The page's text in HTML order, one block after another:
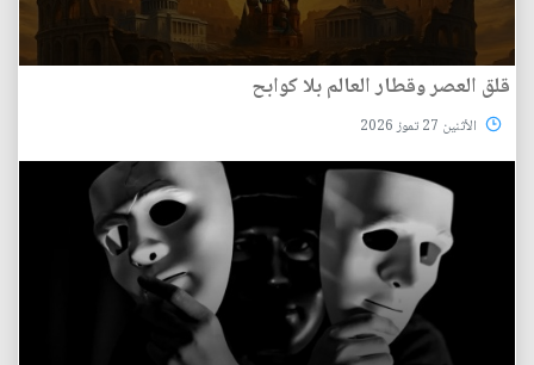
قلق العصر وقطار العالم بلا كوابح
الأثنين 27 تموز 2026